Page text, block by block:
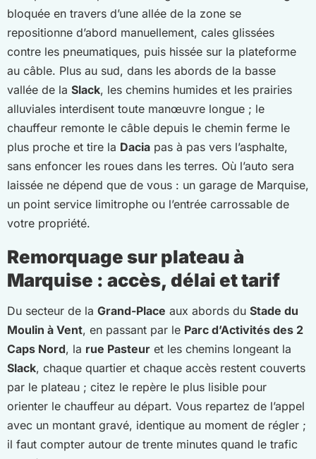
bloquée en travers d’une allée de la zone se
repositionne d’abord manuellement, cales glissées
contre les pneumatiques, puis hissée sur la plateforme
au câble. Plus au sud, dans les abords de la basse
vallée de la Slack, les chemins humides et les prairies
alluviales interdisent toute manœuvre longue ; le
chauffeur remonte le câble depuis le chemin ferme le
plus proche et tire la Dacia pas à pas vers l’asphalte,
sans enfoncer les roues dans les terres. Où l’auto sera
laissée ne dépend que de vous : un garage de Marquise,
un point service limitrophe ou l’entrée carrossable de
votre propriété.
Remorquage sur plateau à
Marquise : accès, délai et tarif
Du secteur de la Grand-Place aux abords du Stade du
Moulin à Vent, en passant par le Parc d’Activités des 2
Caps Nord, la rue Pasteur et les chemins longeant la
Slack, chaque quartier et chaque accès restent couverts
par le plateau ; citez le repère le plus lisible pour
orienter le chauffeur au départ. Vous repartez de l’appel
avec un montant gravé, identique au moment de régler ;
il faut compter autour de trente minutes quand le trafic